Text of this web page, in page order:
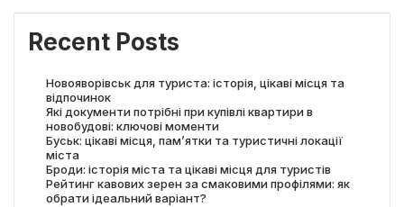
Recent Posts
Новояворівськ для туриста: історія, цікаві місця та
відпочинок
Які документи потрібні при купівлі квартири в
новобудові: ключові моменти
Буськ: цікаві місця, пам’ятки та туристичні локації
міста
Броди: історія міста та цікаві місця для туристів
Рейтинг кавових зерен за смаковими профілями: як
обрати ідеальний варіант?